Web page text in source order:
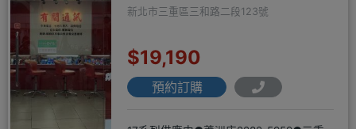
新北市三重區三和路二段123號
$19,190
預約訂購